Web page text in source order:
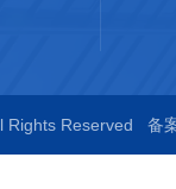
Rights Reserved 备